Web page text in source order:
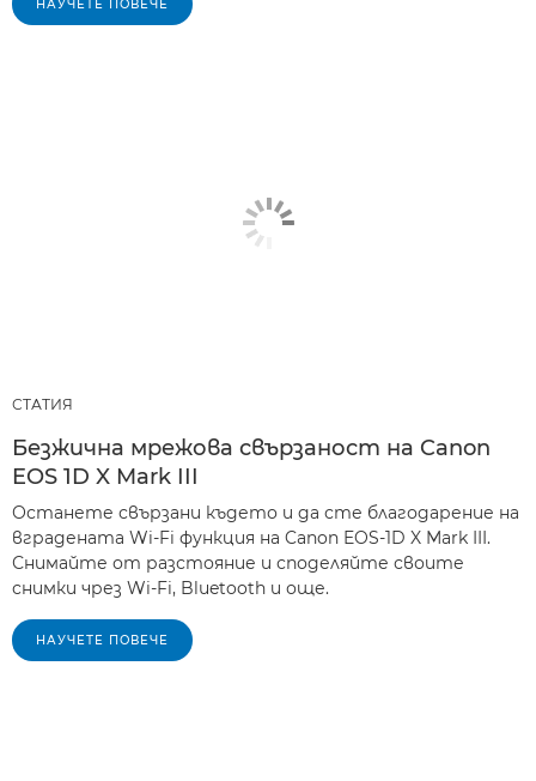
НАУЧЕТЕ ПОВЕЧЕ
СТАТИЯ
Безжична мрежова свързаност на Canon
EOS 1D X Mark III
Останете свързани където и да сте благодарение на
вградената Wi-Fi функция на Canon EOS-1D X Mark III.
Снимайте от разстояние и споделяйте своите
снимки чрез Wi-Fi, Bluetooth и още.
НАУЧЕТЕ ПОВЕЧЕ